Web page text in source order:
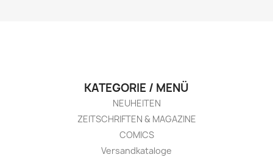
KATEGORIE / MENÜ
NEUHEITEN
ZEITSCHRIFTEN & MAGAZINE
COMICS
Versandkataloge